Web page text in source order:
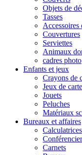
Objets de
Tasses
Accessoires
Couvertures
Serviettes
Animaux
cadres photo
Enfants et jeux
Crayons de
Jeux de
Jouets
Peluches
Matériaux
Bureaux et affaires
Calculatrices
Carnets